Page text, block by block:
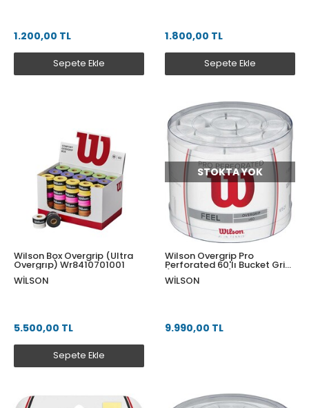
1.200,00 TL
Sepete Ekle
1.800,00 TL
Sepete Ekle
Wilson Box Overgrip (Ultra
Overgrıp) Wr8410701001
WILSON
5.500,00 TL
Sepete Ekle
STOKTA YOK
Wilson Overgrip Pro
Perforated 60'lı Bucket Grip
(WRZ4008WH)
WILSON
9.990,00 TL